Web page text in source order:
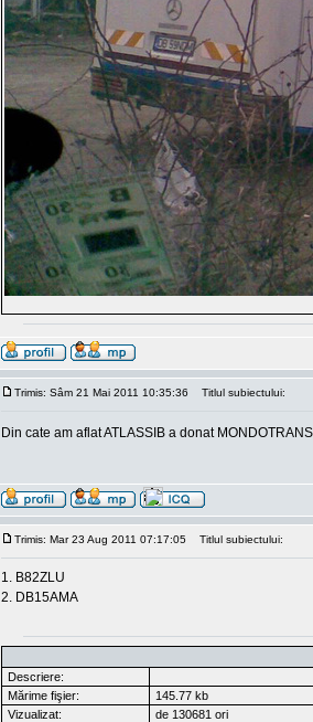
Trimis: Sâm 21 Mai 2011 10:35:36 Titlul subiectului:
Din cate am aflat ATLASSIB a donat
Trimis: Mar 23 Aug 2011 07:17:05 Titlul subiectului:
1. B82ZLU
2. DB15AMA
Descriere:
Mărime fişier:
145.77 kb
Vizualizat:
de 130681 ori